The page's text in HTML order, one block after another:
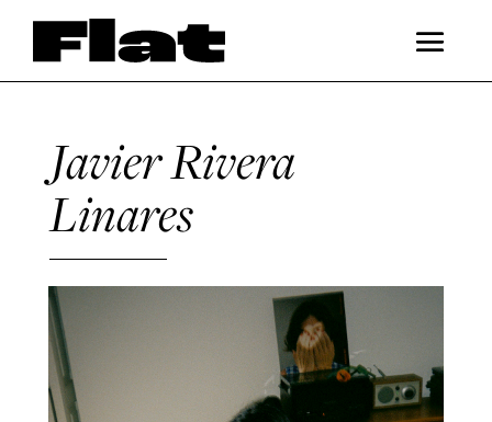
Javier Rivera
Linares